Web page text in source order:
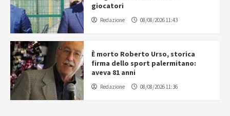
giocatori
Redazione 08/08/2026 11:43
È morto Roberto Urso, storica
firma dello sport palermitano:
aveva 81 anni
Redazione 08/08/2026 11:36